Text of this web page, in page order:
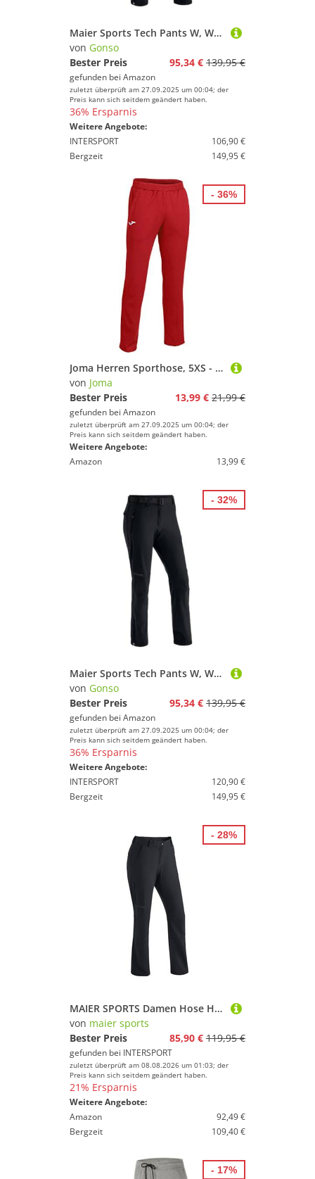
Maier Sports Tech Pants W, Warme Damen Wanderhose, Wasserabweisende Softshell-Outdoorhose für Trekking und Hiking, PFC-frei, mSTRETCH pro 2 & stormprotec-Technologie, Schwarz, 44 (W35/L32)
von Gonso
Bester Preis
95,34 € 139,95 €
gefunden bei Amazon
zuletzt überprüft am 27.09.2025 um 00:04; der
Preis kann sich seitdem geändert haben.
36% Ersparnis
Weitere Angebote:
INTERSPORT
106,90 €
Bergzeit
149,95 €
Joma Herren Sporthose, 5XS - 3XL - Mit Taschen und Elastischem Bund mit Kordelzug - Cleo II
von Joma
Bester Preis
13,99 € 21,99 €
gefunden bei Amazon
zuletzt überprüft am 27.09.2025 um 00:04; der
Preis kann sich seitdem geändert haben.
Weitere Angebote:
Amazon
13,99 €
- 36%
Maier Sports Tech Pants W, Warme Damen Wanderhose, Wasserabweisende Softshell-Outdoorhose für Trekking und Hiking, PFC-frei, mSTRETCH pro 2 & stormprotec-Technologie, Schwarz, 46 (W38/L32)
von Gonso
Bester Preis
95,34 € 139,95 €
gefunden bei Amazon
zuletzt überprüft am 27.09.2025 um 00:04; der
Preis kann sich seitdem geändert haben.
36% Ersparnis
Weitere Angebote:
INTERSPORT
120,90 €
Bergzeit
149,95 €
- 32%
MAIER SPORTS Damen Hose Helga (kurz)
von maier sports
Bester Preis
85,90 € 119,95 €
gefunden bei INTERSPORT
zuletzt überprüft am 08.08.2026 um 01:03; der
Preis kann sich seitdem geändert haben.
21% Ersparnis
Weitere Angebote:
Amazon
92,49 €
Bergzeit
109,40 €
- 28%
- 17%